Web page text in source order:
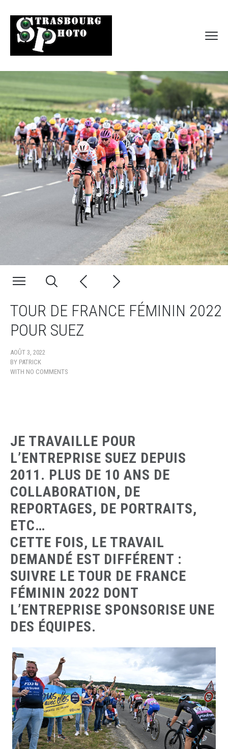
TOUR DE FRANCE FÉMININ 2022
POUR SUEZ
AOÛT 3, 2022
BY PATRICK
WITH NO COMMENTS
JE TRAVAILLE POUR
L’ENTREPRISE SUEZ DEPUIS
2011. PLUS DE 10 ANS DE
COLLABORATION, DE
REPORTAGES, DE PORTRAITS,
ETC…
CETTE FOIS, LE TRAVAIL
DEMANDÉ EST DIFFÉRENT :
SUIVRE LE TOUR DE FRANCE
FÉMININ 2022 DONT
L’ENTREPRISE SPONSORISE UNE
DES ÉQUIPES.